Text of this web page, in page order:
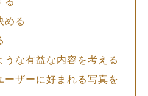
める
な有益な内容を考える
ザーに好まれる写真を